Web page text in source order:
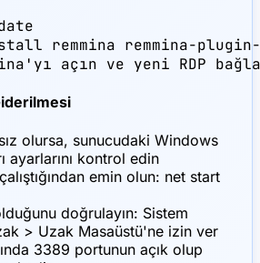
remmina remmina-
açın ve yeni RDP
olursa, sunucudaki Windows
ayarlarını kontrol edin
emin olun: net start
doğrulayın: Sistem
> Uzak Masaüstü'ne izin ver
3389 portunun açık olup